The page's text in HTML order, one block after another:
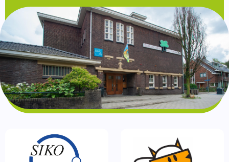
Schoolgids
Gezonde school
Kinderopvang
BSO
Routebeschrijving
Privacy